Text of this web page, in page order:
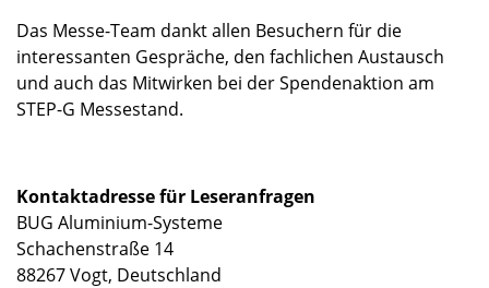
Das Messe-Team dankt allen Besuchern für die
interessanten Gespräche, den fachlichen Austausch
und auch das Mitwirken bei der Spendenaktion am
STEP-G Messestand.
Kontaktadresse für Leseranfragen
BUG Aluminium-Systeme
Schachenstraße 14
88267 Vogt, Deutschland